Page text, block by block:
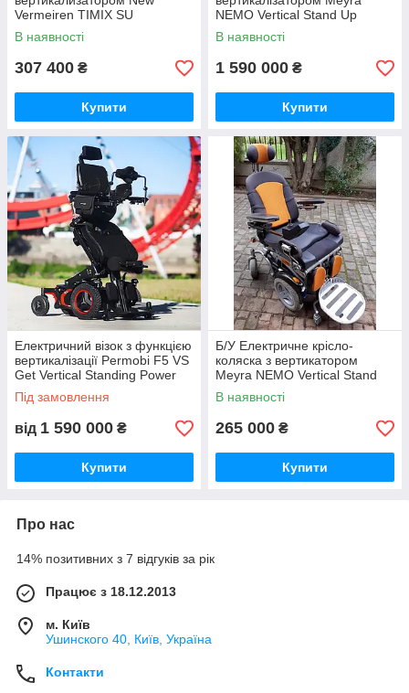
Vermeiren TIMIX SU
Powerchair with Stander
В наявності
307 400 ₴
Купити
NEMO Vertical Stand Up
Power Chair
В наявності
1 590 000 ₴
Купити
Електричний візок з функцією
вертикалізації Permobi F5 VS
Get Vertical Standing Power
Wheelchair 12 km/h
Під замовлення
від 1 590 000 ₴
Купити
Б/У Електричне крісло-
коляска з вертикатором
Meyra NEMO Vertical Stand
Up Power Chair (Used)
В наявності
265 000 ₴
Купити
Про нас
14% позитивних з 7 відгуків за рік
Працює з 18.12.2013
м. Київ
Ушинского 40, Київ, Україна
Контакти